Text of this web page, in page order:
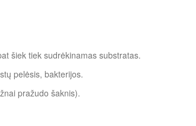
šiek tiek sudrėkinamas substratas.
pelėsis, bakterijos.
pražudo šaknis).